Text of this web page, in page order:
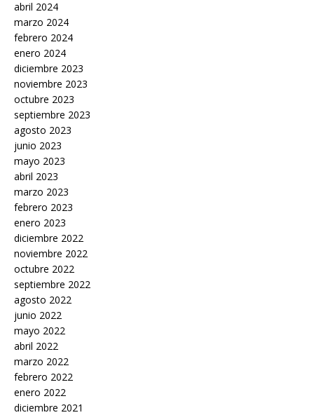
abril 2024
marzo 2024
febrero 2024
enero 2024
diciembre 2023
noviembre 2023
octubre 2023
septiembre 2023
agosto 2023
junio 2023
mayo 2023
abril 2023
marzo 2023
febrero 2023
enero 2023
diciembre 2022
noviembre 2022
octubre 2022
septiembre 2022
agosto 2022
junio 2022
mayo 2022
abril 2022
marzo 2022
febrero 2022
enero 2022
diciembre 2021